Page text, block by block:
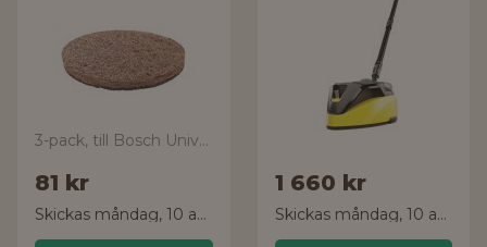
3-pack, till Bosch UniversalBrush
81 kr
Skickas måndag, 10 aug.
1 660 kr
Skickas måndag, 10 aug.